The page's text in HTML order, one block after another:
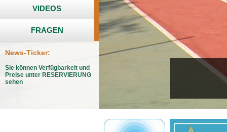
VIDEOS
FRAGEN
News-Ticker:
Sie können Verfügbarkeit und
Preise unter RESERVIERUNG
sehen